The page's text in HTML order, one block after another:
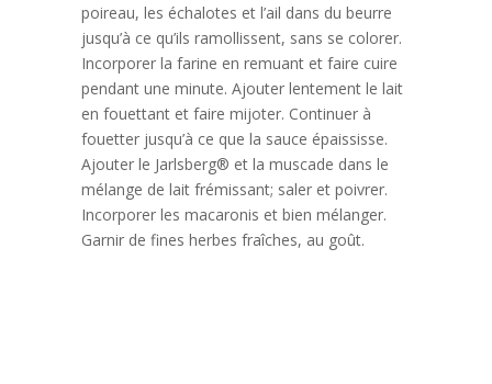
poireau, les échalotes et l’ail dans du beurre
jusqu’à ce qu’ils ramollissent, sans se colorer.
Incorporer la farine en remuant et faire cuire
pendant une minute. Ajouter lentement le lait
en fouettant et faire mijoter. Continuer à
fouetter jusqu’à ce que la sauce épaississe.
Ajouter le Jarlsberg® et la muscade dans le
mélange de lait frémissant; saler et poivrer.
Incorporer les macaronis et bien mélanger.
Garnir de fines herbes fraîches, au goût.